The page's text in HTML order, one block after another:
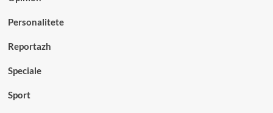
Personalitete
Reportazh
Speciale
Sport